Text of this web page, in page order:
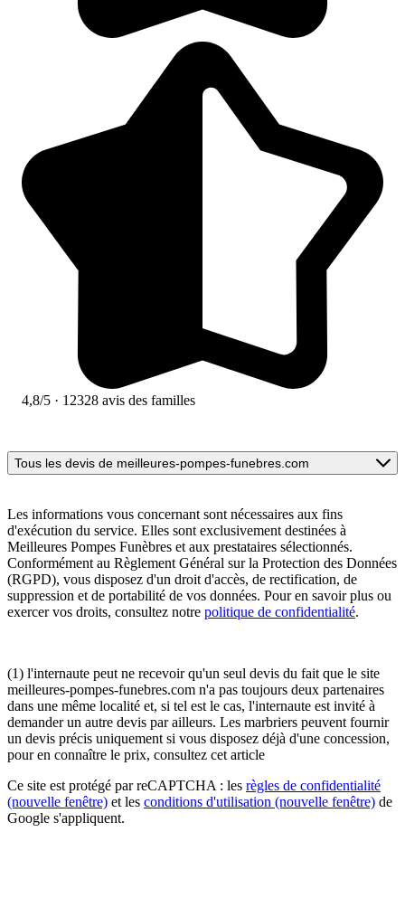
4,8/5 · 12328 avis des familles
Tous les devis de meilleures-pompes-funebres.com
Les informations vous concernant sont nécessaires aux fins
d'exécution du service. Elles sont exclusivement destinées à
Meilleures Pompes Funèbres et aux prestataires sélectionnés.
Conformément au Règlement Général sur la Protection des Données
(RGPD), vous disposez d'un droit d'accès, de rectification, de
suppression et de portabilité de vos données. Pour en savoir plus ou
exercer vos droits, consultez notre politique de confidentialité.
(1) l'internaute peut ne recevoir qu'un seul devis du fait que le site
meilleures-pompes-funebres.com n'a pas toujours deux partenaires
dans une même localité et, si tel est le cas, l'internaute est invité à
demander un autre devis par ailleurs. Les marbriers peuvent fournir
un devis précis uniquement si vous disposez déjà d'une concession,
pour en connaître le prix, consultez cet article
Ce site est protégé par reCAPTCHA : les règles de confidentialité
(nouvelle fenêtre) et les conditions d'utilisation (nouvelle fenêtre) de
Google s'appliquent.